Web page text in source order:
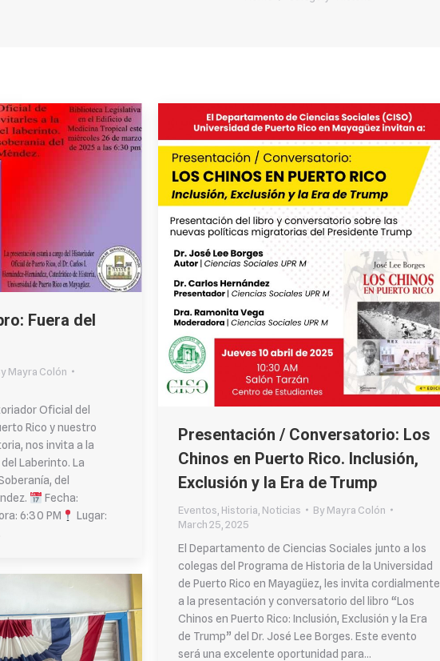
Fuera del
Mayra Colón
Oficial del
Rico y nuestro
nos invita a la
Laberinto. La
del
Fecha:
6:30 PM
Lugar:
Presentación / Conversatorio: Los
Chinos en Puerto Rico. Inclusión,
Exclusión y la Era de Trump
Eventos Historia Noticias ByMayra Colón
March 25, 2025
El Departamento de Ciencias Sociales junto a los
colegas del Programa de Historia de la Universidad
de Puerto Rico en Mayagüez, les invita cordialmente
a la presentación y conversatorio del libro “Los
Chinos en Puerto Rico: Inclusión, Exclusión y la Era
de Trump” del Dr. José Lee Borges. Este evento
será una excelente oportunidad para…